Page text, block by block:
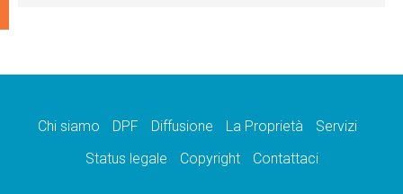
Chi siamo DPF Diffusione La Proprietà
Servizi
Status legale
Copyright Contattaci